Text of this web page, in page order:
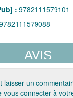
: 9782111579101
9782111579088
AVIS
laisser un
vous connecter à